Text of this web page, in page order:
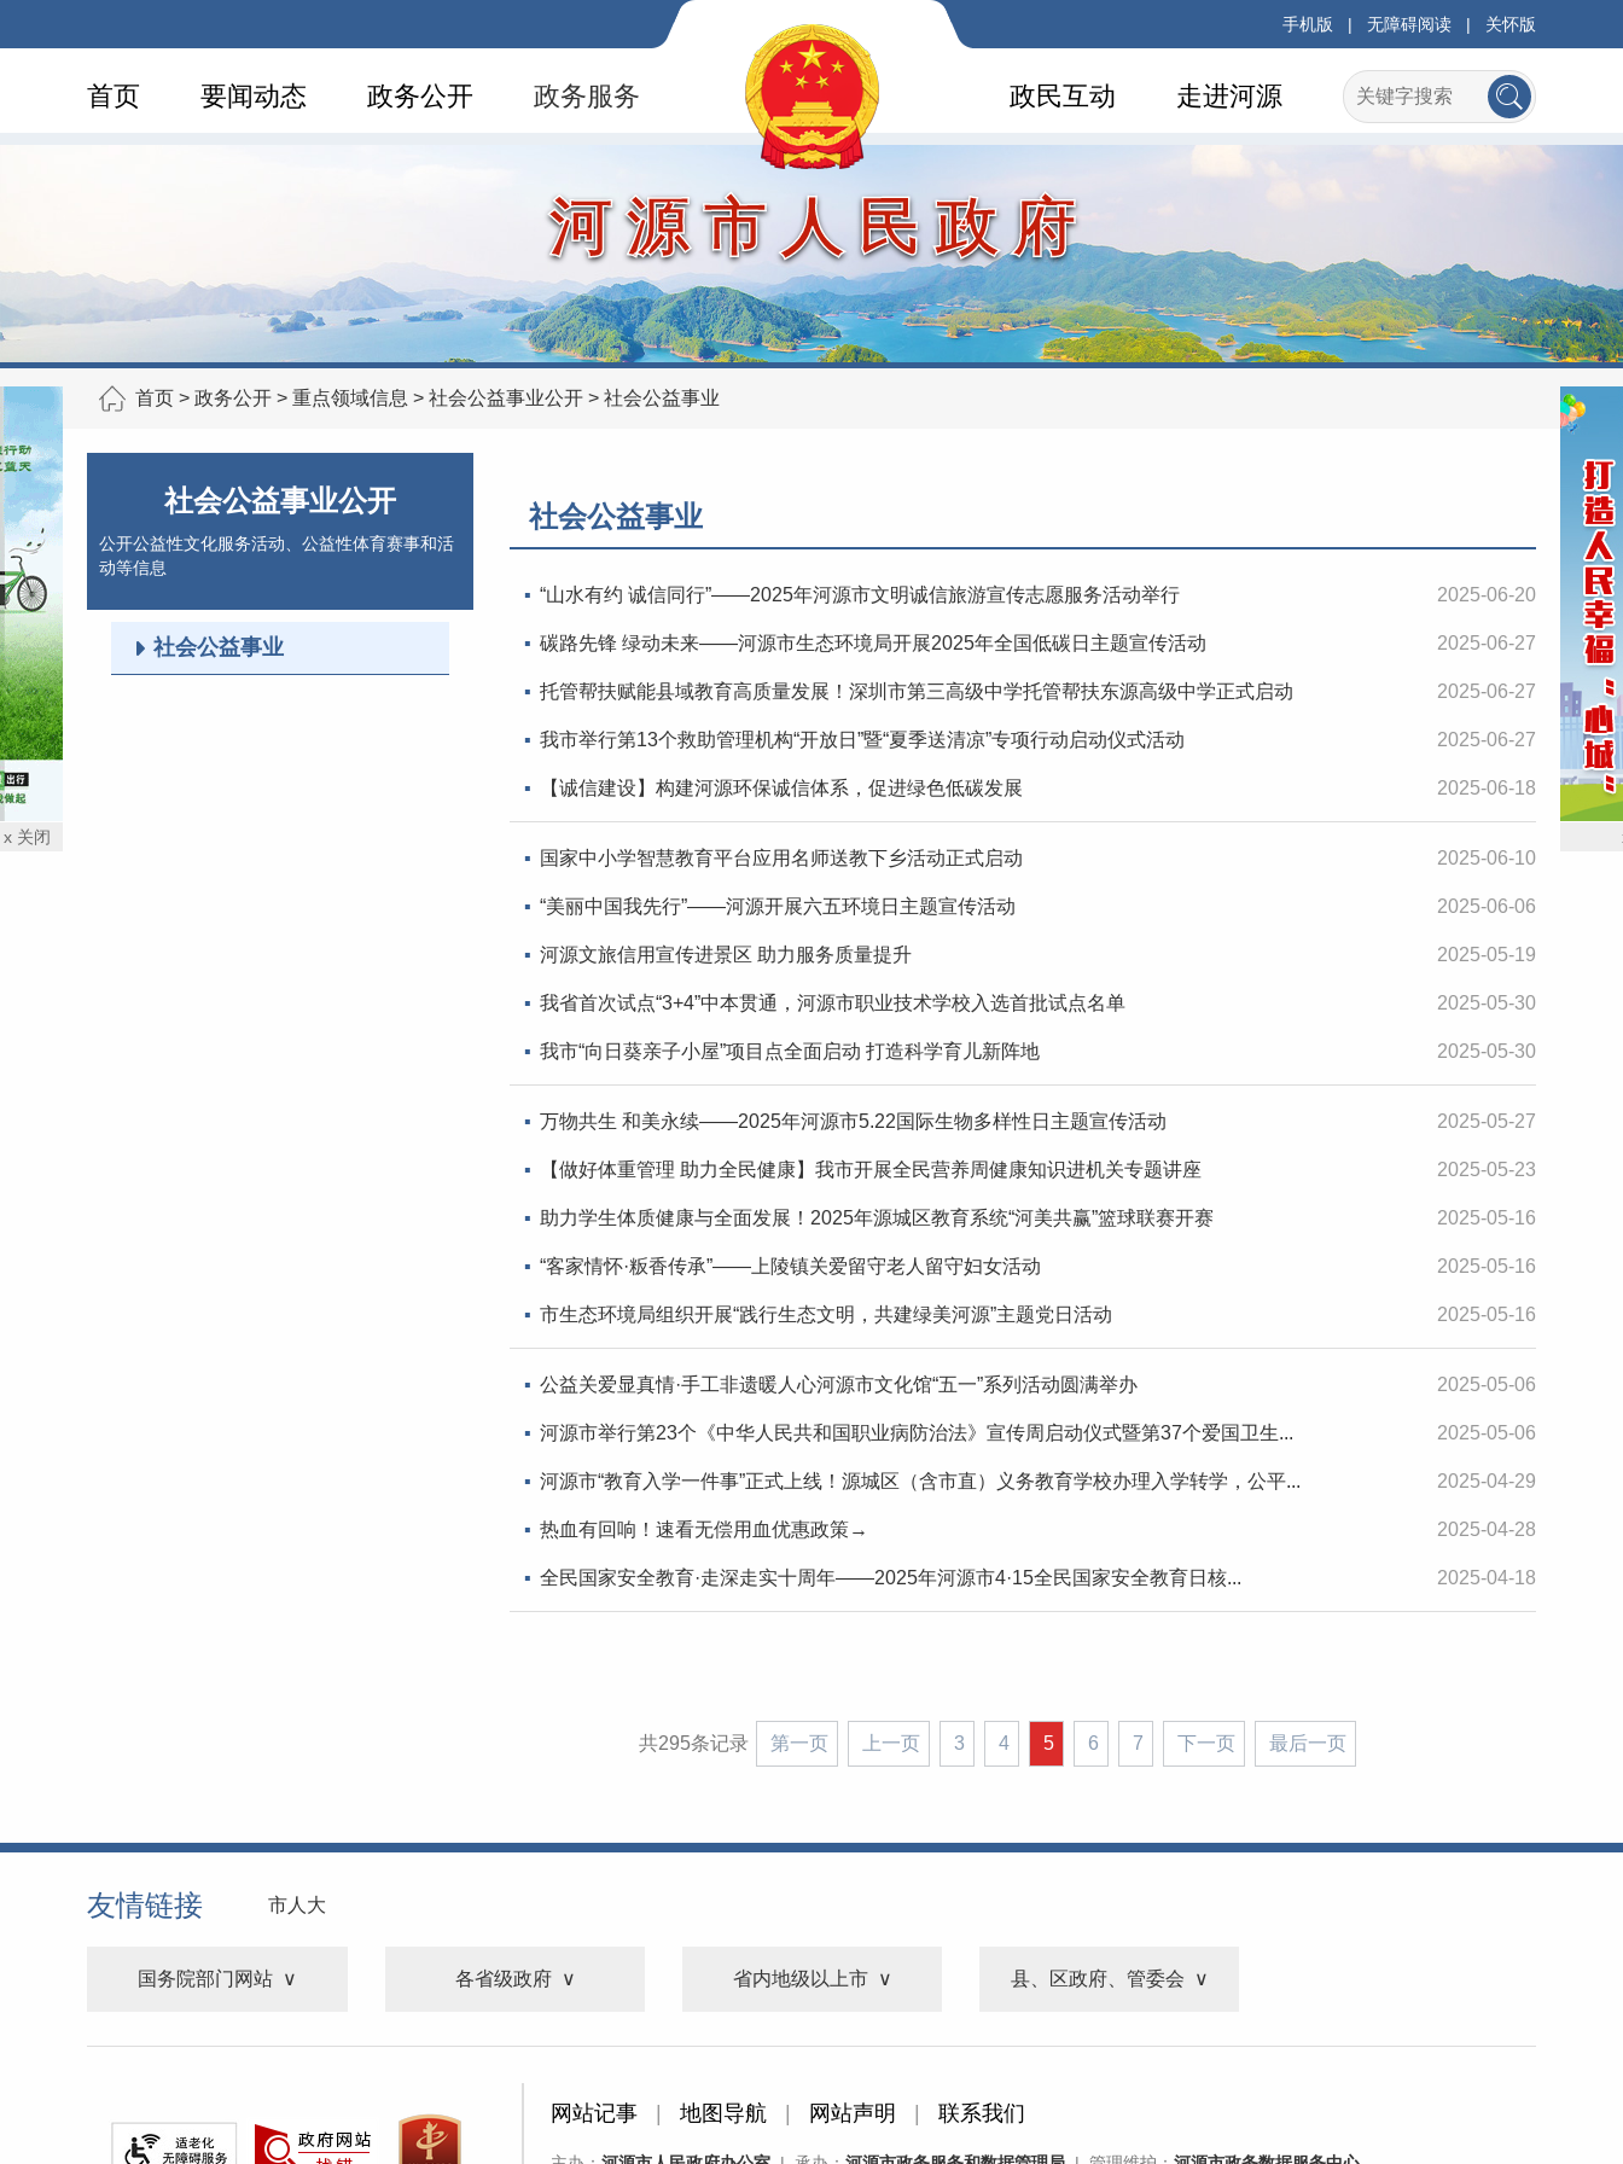
手机版 | 无障碍阅读 | 关怀版
首页 要闻动态 政务公开 政务服务 走进河源
政民互动
河源市人民政府
首页 > 政务公开 > 重点领域信息 > 社会公益事业公开 > 社会公益事业
社会公益事业公开
公开公益性文化服务活动、公益性体育赛事和活
动等信息
社会公益事业
社会公益事业
2025-06-20
“山水有约 诚信同行”——2025年河源市文明诚信旅游宣传志愿服务活动举行
2025-06-27
‌碳路先锋 绿动未来——河源市生态环境局开展2025年全国低碳日主题宣传活动
2025-06-27
托管帮扶赋能县域教育高质量发展！深圳市第三高级中学托管帮扶东源高级中学正式启动
2025-06-27
我市举行第13个救助管理机构“开放日”暨“夏季送清凉”专项行动启动仪式活动
2025-06-18
【诚信建设】构建河源环保诚信体系，促进绿色低碳发展
2025-06-10
国家中小学智慧教育平台应用名师送教下乡活动正式启动
2025-06-06
“美丽中国我先行”——河源开展六五环境日主题宣传活动
2025-05-19
河源文旅信用宣传进景区 助力服务质量提升
2025-05-30
我省首次试点“3+4”中本贯通，河源市职业技术学校入选首批试点名单
2025-05-30
我市“向日葵亲子小屋”项目点全面启动 打造科学育儿新阵地
2025-05-27
万物共生 和美永续——2025年河源市5.22国际生物多样性日主题宣传活动
2025-05-23
【做好体重管理 助力全民健康】我市开展全民营养周健康知识进机关专题讲座
2025-05-16
助力学生体质健康与全面发展！2025年源城区教育系统“河美共赢”篮球联赛开赛
2025-05-16
“客家情怀·粄香传承”——上陵镇关爱留守老人留守妇女活动
2025-05-16
市生态环境局组织开展“践行生态文明，共建绿美河源”主题党日活动
2025-05-06
公益关爱显真情·手工非遗暖人心河源市文化馆“五一”系列活动圆满举办
2025-05-06
河源市举行第23个《中华人民共和国职业病防治法》宣传周启动仪式暨第37个爱国卫生...
2025-04-29
河源市“教育入学一件事”正式上线！源城区（含市直）义务教育学校办理入学转学，公平...
2025-04-28
热血有回响！速看无偿用血优惠政策→
2025-04-18
全民国家安全教育·走深走实十周年——2025年河源市4·15全民国家安全教育日核...
共295条记录 第一页 上一页 3 4 5 6 7 下一页 最后一页
友情链接 市人大
国务院部门网站 各省级政府 省内地级以上市 县、区政府、管委会
网站记事 地图导航 网站声明 联系我们
x 关闭